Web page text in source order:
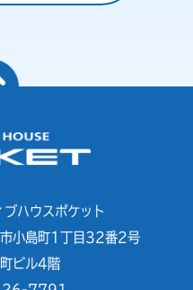
ハウスポケット
小島町1丁目32番2号
ビル4階